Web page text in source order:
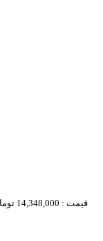
قیمت : 14,348,000 تومان